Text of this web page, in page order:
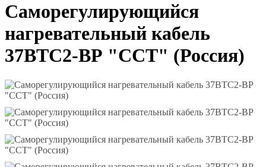
Саморегулирующийся
нагревательный кабель
37ВТС2-BР "ССТ" (Россия)